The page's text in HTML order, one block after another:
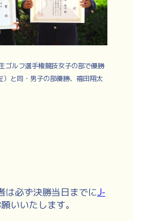
ゴルフ選手権競技女子の部で優勝
）と同・男子の部優勝、福田翔太
必ず決勝当日までにJ-
いいたします。